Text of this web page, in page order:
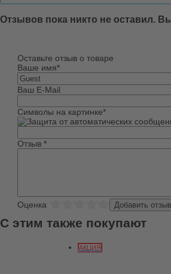
Отзывов пока никто не оставил.
Оставьте отзыв о товаре
Ваше имя*
Ваш E-Mail
Символы на картинке*
Отзыв*
Оценка
С этим также покупают
АКЦИЯ